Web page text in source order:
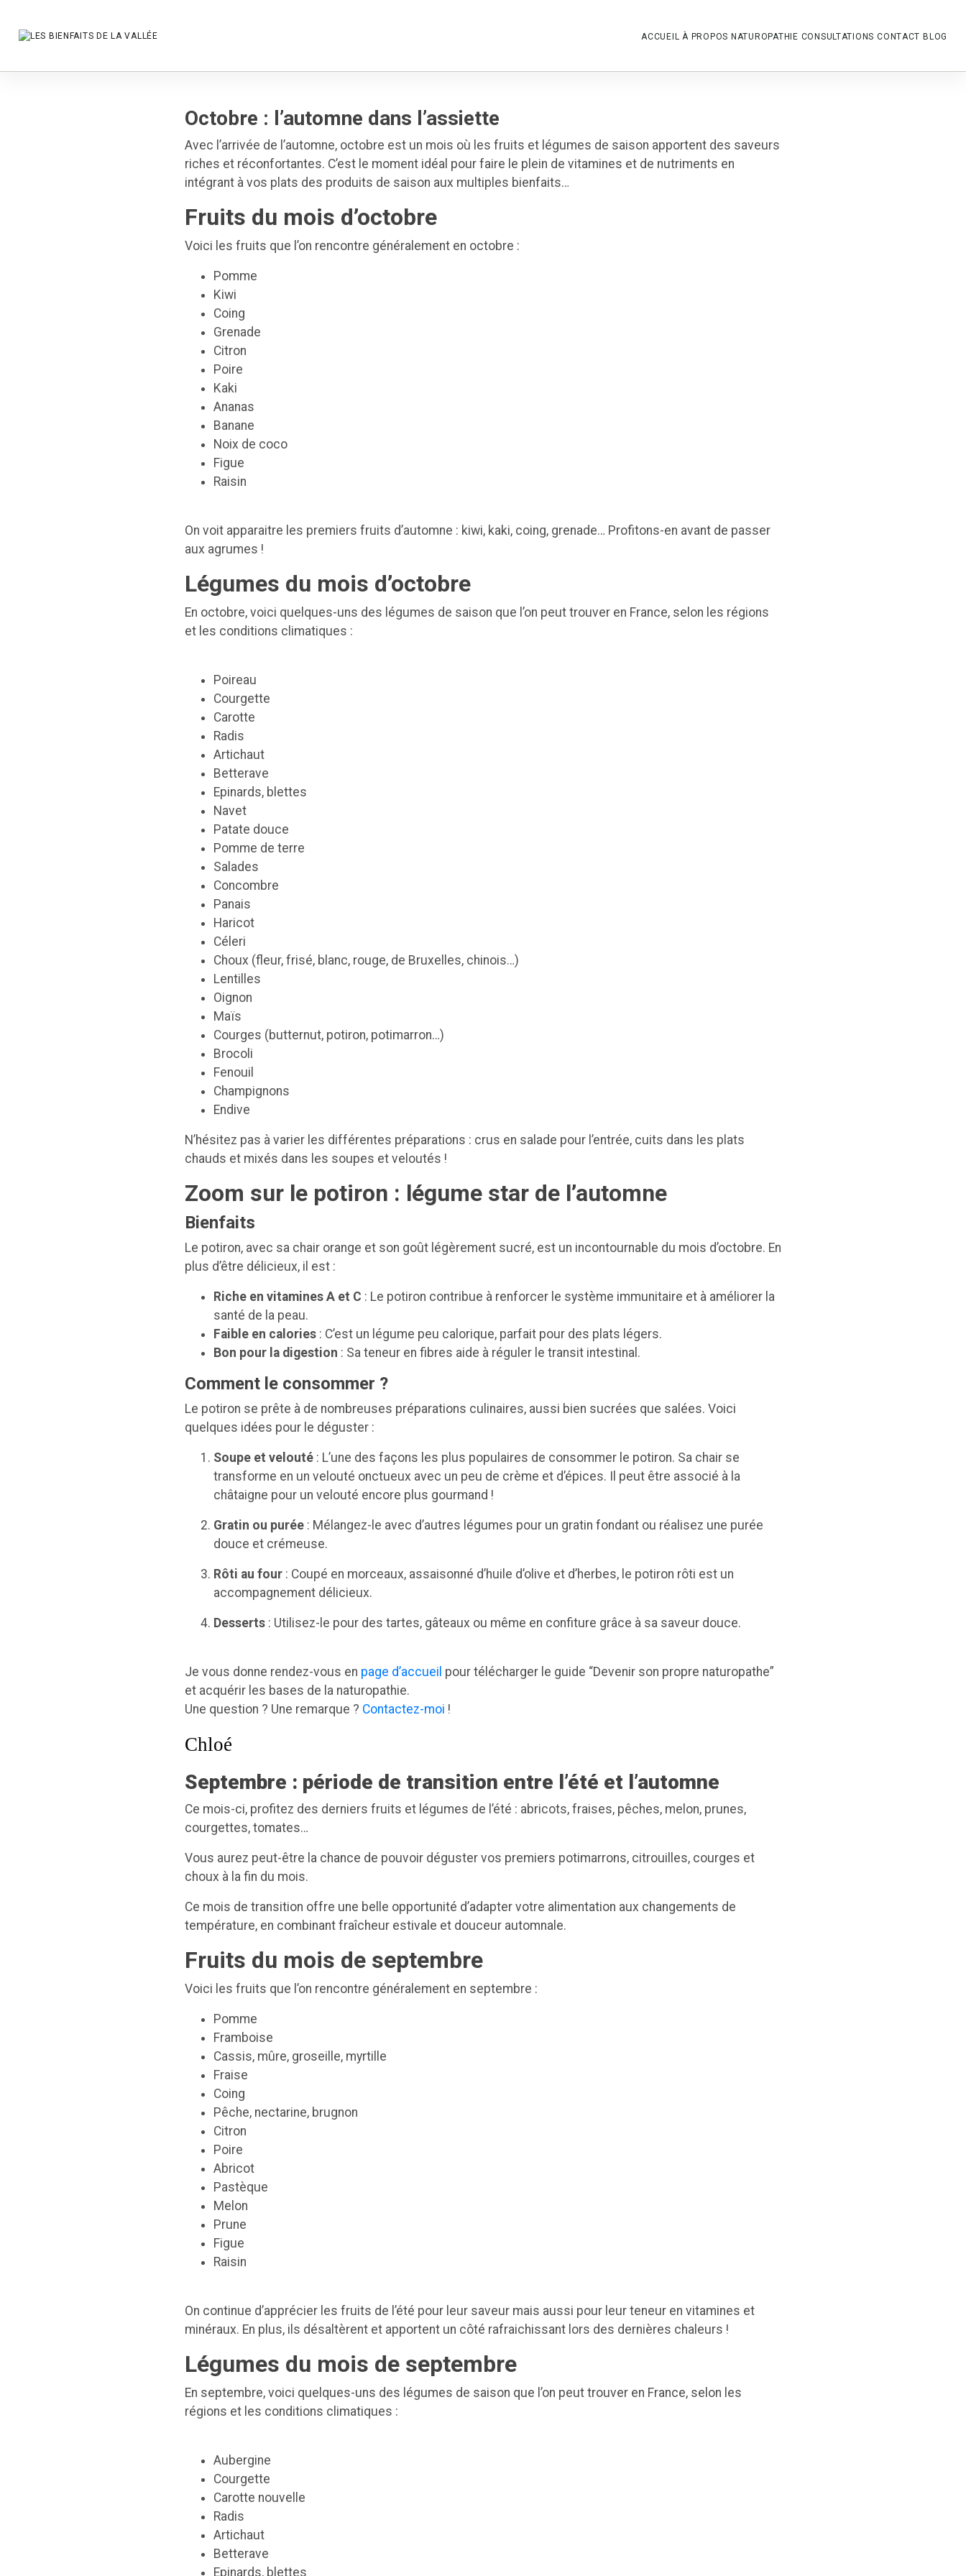
ACCUEIL À PROPOS NATUROPATHIE CONSULTATIONS CONTACT BLOG
Octobre : l’automne dans l’assiette
Avec l’arrivée de l’automne, octobre est un mois où les fruits et légumes de saison apportent des saveurs
riches et réconfortantes. C’est le moment idéal pour faire le plein de vitamines et de nutriments en
intégrant à vos plats des produits de saison aux multiples bienfaits…
Fruits du mois d’octobre
Voici les fruits que l’on rencontre généralement en octobre :
Pomme
Kiwi
Coing
Grenade
Citron
Poire
Kaki
Ananas
Banane
Noix de coco
Figue
Raisin
On voit apparaitre les premiers fruits d’automne : kiwi, kaki, coing, grenade… Profitons-en avant de passer
aux agrumes !
Légumes du mois d’octobre
En octobre, voici quelques-uns des légumes de saison que l’on peut trouver en France, selon les régions
et les conditions climatiques :
Poireau
Courgette
Carotte
Radis
Artichaut
Betterave
Epinards, blettes
Navet
Patate douce
Pomme de terre
Salades
Concombre
Panais
Haricot
Céleri
Choux (fleur, frisé, blanc, rouge, de Bruxelles, chinois…)
Lentilles
Oignon
Maïs
Courges (butternut, potiron, potimarron…)
Brocoli
Fenouil
Champignons
Endive
N’hésitez pas à varier les différentes préparations : crus en salade pour l’entrée, cuits dans les plats
chauds et mixés dans les soupes et veloutés !
Zoom sur le potiron : légume star de l’automne
Bienfaits
Le potiron, avec sa chair orange et son goût légèrement sucré, est un incontournable du mois d’octobre. En
plus d’être délicieux, il est :
Riche en vitamines A et C : Le potiron contribue à renforcer le système immunitaire et à améliorer la
santé de la peau.
Faible en calories : C’est un légume peu calorique, parfait pour des plats légers.
Bon pour la digestion : Sa teneur en fibres aide à réguler le transit intestinal.
Comment le consommer ?
Le potiron se prête à de nombreuses préparations culinaires, aussi bien sucrées que salées. Voici
quelques idées pour le déguster :
Soupe et velouté : L’une des façons les plus populaires de consommer le potiron. Sa chair se
transforme en un velouté onctueux avec un peu de crème et d’épices. Il peut être associé à la
châtaigne pour un velouté encore plus gourmand !
Gratin ou purée : Mélangez-le avec d’autres légumes pour un gratin fondant ou réalisez une purée
douce et crémeuse.
Rôti au four : Coupé en morceaux, assaisonné d’huile d’olive et d’herbes, le potiron rôti est un
accompagnement délicieux.
Desserts : Utilisez-le pour des tartes, gâteaux ou même en confiture grâce à sa saveur douce.
Je vous donne rendez-vous en page d’accueil pour télécharger le guide “Devenir son propre naturopathe”
et acquérir les bases de la naturopathie.
Une question ? Une remarque ? Contactez-moi !
Chloé
Septembre : période de transition entre l’été et l’automne
Ce mois-ci, profitez des derniers fruits et légumes de l’été : abricots, fraises, pêches, melon, prunes,
courgettes, tomates…
Vous aurez peut-être la chance de pouvoir déguster vos premiers potimarrons, citrouilles, courges et
choux à la fin du mois.
Ce mois de transition offre une belle opportunité d’adapter votre alimentation aux changements de
température, en combinant fraîcheur estivale et douceur automnale.
Fruits du mois de septembre
Voici les fruits que l’on rencontre généralement en septembre :
Pomme
Framboise
Cassis, mûre, groseille, myrtille
Fraise
Coing
Pêche, nectarine, brugnon
Citron
Poire
Abricot
Pastèque
Melon
Prune
Figue
Raisin
On continue d’apprécier les fruits de l’été pour leur saveur mais aussi pour leur teneur en vitamines et
minéraux. En plus, ils désaltèrent et apportent un côté rafraichissant lors des dernières chaleurs !
Légumes du mois de septembre
En septembre, voici quelques-uns des légumes de saison que l’on peut trouver en France, selon les
régions et les conditions climatiques :
Aubergine
Courgette
Carotte nouvelle
Radis
Artichaut
Betterave
Epinards, blettes